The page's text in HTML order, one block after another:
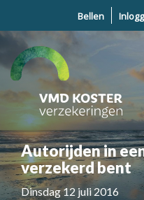
Bellen
Autorijden in
verzekerd bent
Dinsdag 12 juli 2016